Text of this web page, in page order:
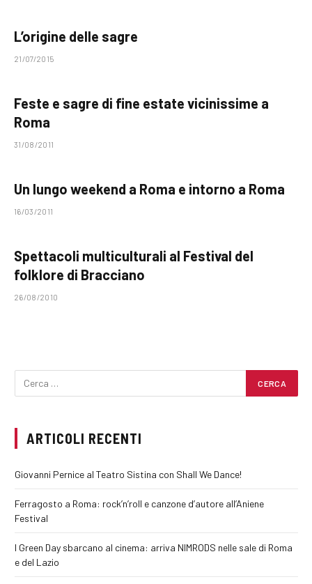
L’origine delle sagre
21/07/2015
Feste e sagre di fine estate vicinissime a
Roma
31/08/2011
Un lungo weekend a Roma e intorno a Roma
16/03/2011
Spettacoli multiculturali al Festival del
folklore di Bracciano
26/08/2010
ARTICOLI RECENTI
Giovanni Pernice al Teatro Sistina con Shall We Dance!
Ferragosto a Roma: rock’n’roll e canzone d’autore all’Aniene
Festival
I Green Day sbarcano al cinema: arriva NIMRODS nelle sale di Roma
e del Lazio